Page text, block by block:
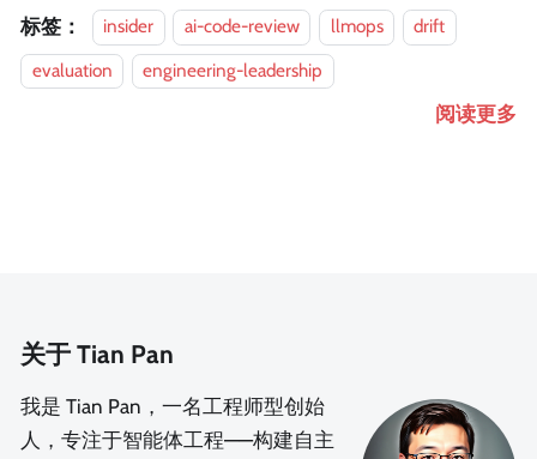
标签： insider ai-code-review llmops
drift
evaluation
engineering-leadership
阅读更多
关于 Tian Pan
我是 Tian Pan，一名工程师型创始
人，专注于智能体工程——构建自主